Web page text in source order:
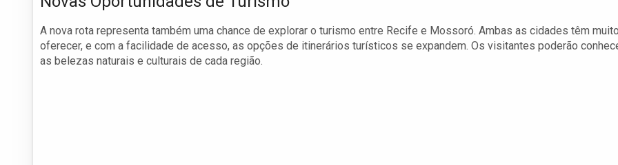
A nova rota representa também uma chance de explorar o turismo entre Recife e Mossoró. Ambas as cidades têm
oferecer, e com a facilidade de acesso, as opções de itinerários turísticos se expandem. Os visitantes poderão
as belezas naturais e culturais de cada região.